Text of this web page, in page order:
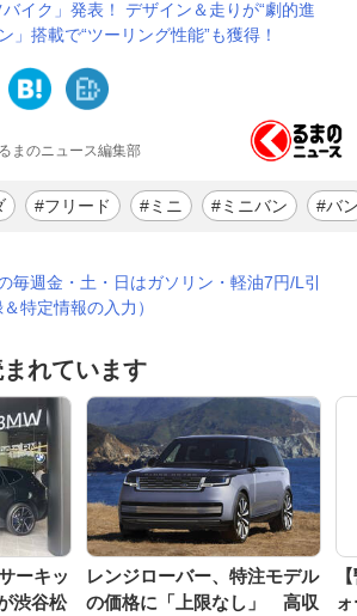
イク」発表！ デザイン＆走りが“劇的進
」搭載で“ツーリング性能”も獲得！
まのニュース編集部
#フリード #ミニ #ミニバン #バ
毎週金・土・日はガソリン・軽油7円/L引
特定情報の入力）
れています
ーキッ
渋谷松
レンジローバー、特注モデル
の価格に「上限なし」 高収